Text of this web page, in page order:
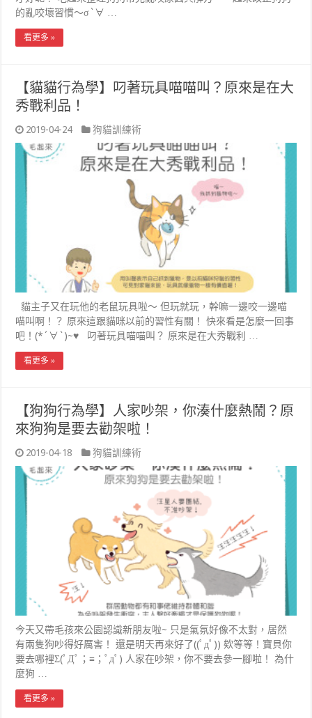
的亂咬壞習慣～σ`∀ …
看更多 »
【貓貓行為學】叼著玩具喵喵叫？原來是在大
秀戰利品！
2019-04-24 狗貓訓練術
貓主子又在玩他的老鼠玩具啦～ 但玩就玩，幹嘛一邊咬一邊喵
喵叫啊！？ 原來這跟貓咪以前的習性有關！ 快來看是怎麼一回事
吧！(*´∀`)~♥ 叼著玩具喵喵叫？ 原來是在大秀戰利 …
看更多 »
【狗狗行為學】人家吵架，你湊什麼熱鬧？原
來狗狗是要去勸架啦！
2019-04-18 狗貓訓練術
今天又帶毛孩來公園認識新朋友啦~ 只是氣氛好像不太對，居然
有兩隻狗吵得好厲害！ 還是明天再來好了((ﾟдﾟ)) 欸等等！寶貝你
要去哪裡Σ(ﾟДﾟ；≡；ﾟдﾟ) 人家在吵架，你不要去參一腳啦！ 為什
麼狗 …
看更多 »